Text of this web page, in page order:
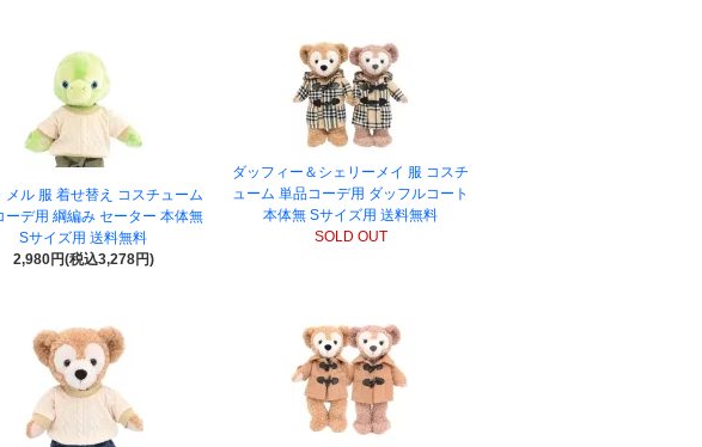
メル 服 着せ替え コスチューム
ーデ用 綱編み セーター 本体無
Sサイズ用 送料無料
2,980円(税込3,278円)
ダッフィー＆シェリーメイ 服 コスチ
ューム 単品コーデ用 ダッフルコート
本体無 Sサイズ用 送料無料
SOLD OUT